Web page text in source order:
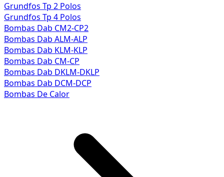
Grundfos Tp 2 Polos
Grundfos Tp 4 Polos
Bombas Dab CM2-CP2
Bombas Dab ALM-ALP
Bombas Dab KLM-KLP
Bombas Dab CM-CP
Bombas Dab DKLM-DKLP
Bombas Dab DCM-DCP
Bombas De Calor